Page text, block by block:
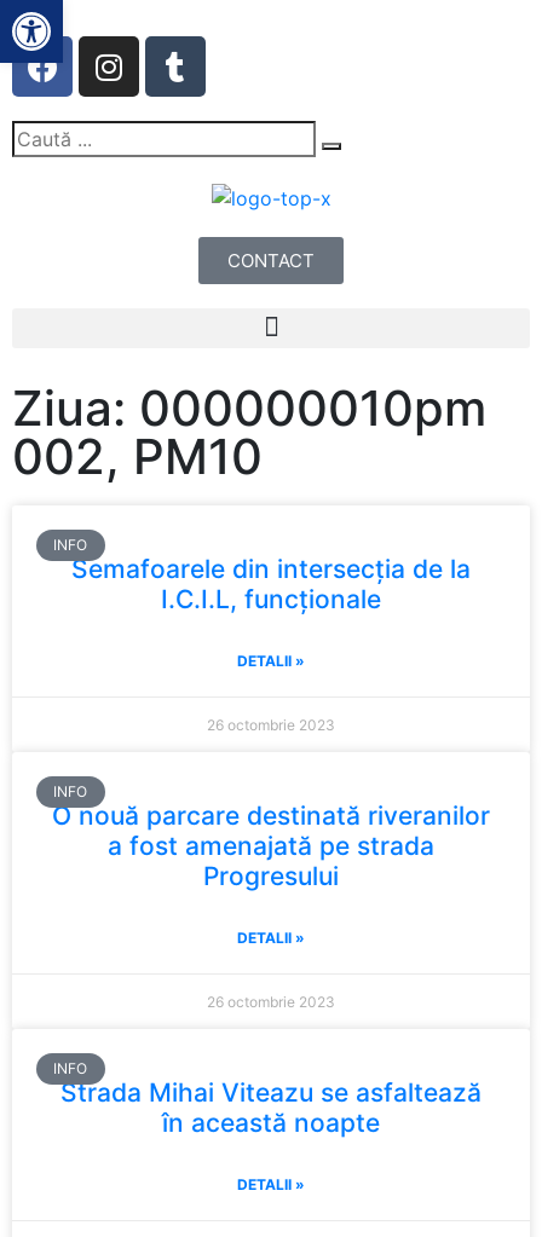
CONTACT
Ziua: 000000010pm
002, PM10
INFO
Semafoarele din intersecția de la
I.C.I.L, funcționale
DETALII »
26 octombrie 2023
INFO
O nouă parcare destinată riveranilor
a fost amenajată pe strada
Progresului
DETALII »
26 octombrie 2023
INFO
Strada Mihai Viteazu se asfaltează
în această noapte
DETALII »
Deschide bara de unelte